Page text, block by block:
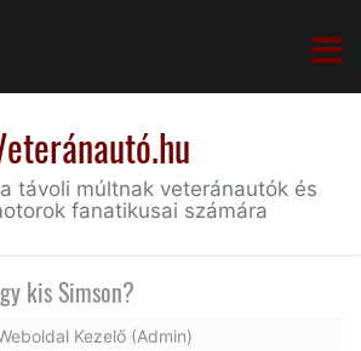
távoli múltnak veteránautók és
fanatikusai számára
kis Simson?
Kezelő (Admin)